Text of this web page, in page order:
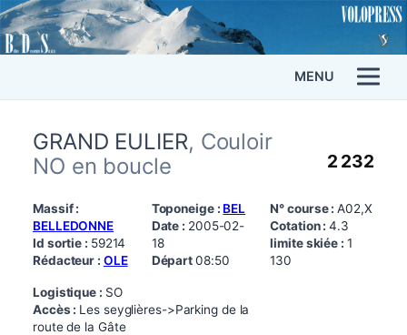
MENU
GRAND EULIER, Couloir
NO en boucle
2 232
Massif :
BELLEDONNE
Id sortie : 59214
Rédacteur : OLE
Toponeige : BEL
Date : 2005-02-
18
Départ08:50
N° course :A02,X
Cotation :4.3
limite skiée : 1
130
Logistique : SO
Accès : Les seyglières->Parking de la
route de la Gâte